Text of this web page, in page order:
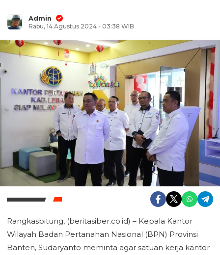
Admin
Rabu, 14 Agustus 2024 - 03:38 WIB
Rangkasbitung, (beritasiber.co.id) – Kepala Kantor
Wilayah Badan Pertanahan Nasional (BPN) Provinsi
Banten, Sudaryanto meminta agar satuan kerja kantor